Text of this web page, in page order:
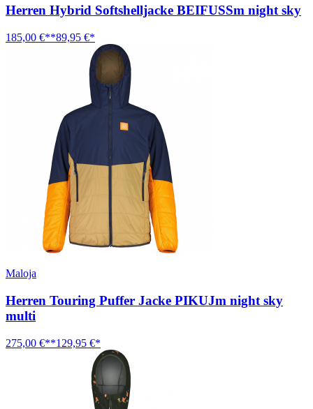
Herren Hybrid Softshelljacke BEIFUSSm night sky
185,00 €**89,95 €*
Maloja
Herren Touring Puffer Jacke PIKUJm night sky
multi
275,00 €**129,95 €*